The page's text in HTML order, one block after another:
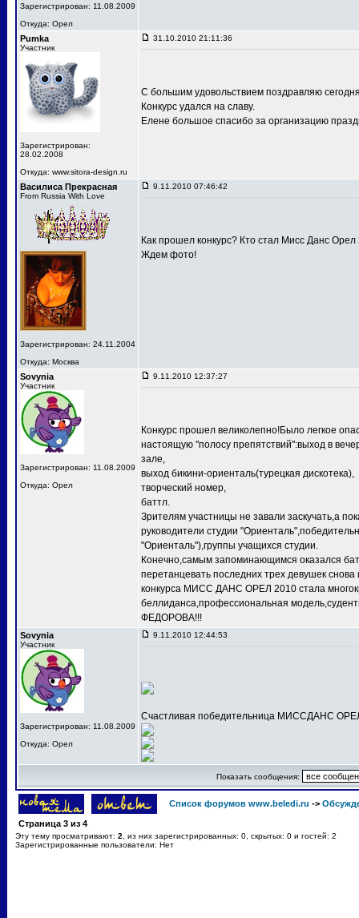
Зарегистрирован: 11.08.2009
Откуда: Орел
Pumka
Участник
Зарегистрирован:
28.02.2008
Откуда: www.sitora-design.ru
31.10.2010 21:11:36
С большим удовольствием поздравляю
Конкурс удался на славу.
Елене большое спасибо за организацию
Василиса Прекрасная
From Russia With Love
Зарегистрирован: 24.11.2004
Откуда: Москва
9.11.2010 07:46:42
Как прошел конкурс? Кто стал Мисс Данс Орел
Ждем фото!
Sovynia
Участник
Зарегистрирован: 11.08.2009
Откуда: Орел
9.11.2010 12:37:27
Конкурс прошел великолепно!Было легкое
настоящую "полосу препятствий":выход в
зале,
выход бикини-ориенталь(турецкая дискотека),
творческий номер,
баттл.
Зрителям участницы не завали заскучать,а
руководители студии
"Ориенталь"),группы учащихся студии.
Конечно,самым запоминающимся оказался
перетанцевать последних трех девушек
конкурса МИСС ДАНС ОРЕЛ 2010 стала
беллиданса,профессиональная
ФЕДОРОВА!!!
Sovynia
Участник
Зарегистрирован: 11.08.2009
Откуда: Орел
9.11.2010 12:44:53
Счастливая победительница МИССДАНС
Показать сообщения:
Список форумов www.beledi.ru ->
Страница 3 из 4
Эту тему просматривают: 2 , из них зарегистрированных: 0, скрытых: 0 и гостей: 2
Зарегистрированные пользователи: Нет